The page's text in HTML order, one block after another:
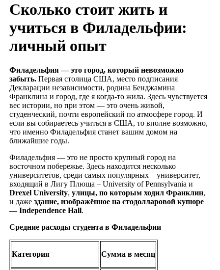
Сколько стоит жить и
учиться в Филадельфии:
личный опыт
Филадельфия — это город, который невозможно
забыть.Первая столица США, место подписания
Декларации независимости, родина Бенджамина
Франклина и город, где я когда-то жила. Здесь чувствуется
вес истории, но при этом — это очень живой,
студенческий, почти европейский по атмосфере город. И
если вы собираетесь учиться в США, то вполне возможно,
что именно Филадельфия станет вашим домом на
ближайшие годы.
Филадельфия — это не просто крупный город на
восточном побережье. Здесь находится несколько
университетов, среди самых популярных – университет,
входящий в Лигу Плюща – University of Pennsylvania и
Drexel University, улицы, по которым ходил Франклин,
и даже здание, изображённое на стодолларовой купюре
—Independence Hall.
Средние расходы студента в Филадельфии
Категория Сумма в месяц